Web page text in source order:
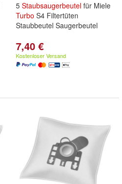
5 Staubsaugerbeutel für Miele
Turbo S4 Filtertüten
Staubbeutel Saugerbeutel
7,40 €
Kostenloser Versand